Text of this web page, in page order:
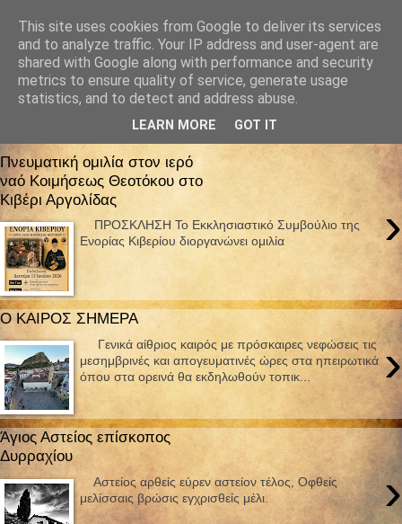
Πνευματική ομιλία στον ιερό
ναό Κοιμήσεως Θεοτόκου στο
Κιβέρι Αργολίδας
›
ΠΡΟΣΚΛΗΣΗ Το Εκκλησιαστικό Συμβούλιο της
Ενορίας Κιβερίου διοργανώνει ομιλία
Ο ΚΑΙΡΟΣ ΣΗΜΕΡΑ
›
Γενικά αίθριος καιρός με πρόσκαιρες νεφώσεις τις
μεσημβρινές και απογευματινές ώρες στα ηπειρωτικά
όπου στα ορεινά θα εκδηλωθούν τοπικ...
Άγιος Αστείος επίσκοπος
Δυρραχίου
›
Aστείος αρθείς εύρεν αστείον τέλος, Oφθείς
μελίσσαις βρώσις εγχρισθείς μέλι.
This site uses cookies from Google to deliver its services
and to analyze traffic. Your IP address and user-agent are
shared with Google along with performance and security
metrics to ensure quality of service, generate usage
statistics, and to detect and address abuse.
LEARN MORE GOT IT